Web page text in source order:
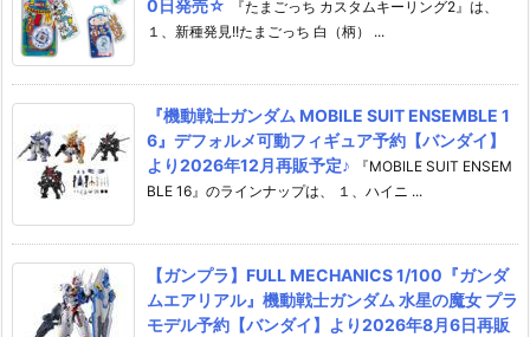
0日発売☆
『たまごっち カスタムキーリング2』は、
１、新種発見!!たまごっち 白（柄） ...
『機動戦士ガンダム MOBILE SUIT ENSEMBLE 1
6』デフォルメ可動フィギュア予約【バンダイ】
より2026年12月再販予定♪
『MOBILE SUIT ENSEM
BLE 16』のラインナップは、 １、ハイニ ...
【ガンプラ】FULL MECHANICS 1/100『ガンダ
ムエアリアル』機動戦士ガンダム 水星の魔女 プラ
モデル予約【バンダイ】より2026年8月6日再販